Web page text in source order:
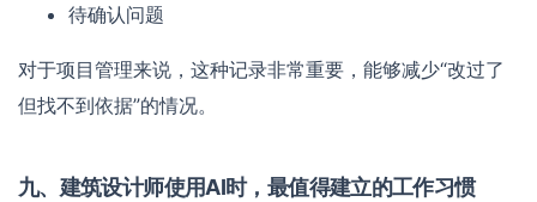
待确认问题
对于项目管理来说，这种记录非常重要，能够减少“改过了
但找不到依据”的情况。
九、建筑设计师使用AI时，最值得建立的工作习惯